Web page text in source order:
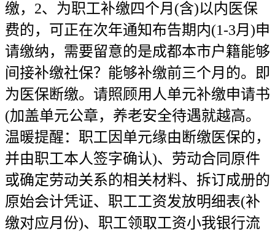
缴，2、为职工补缴四个月(含)以内医保
费的，可正在次年通知布告期内(1-3月)申
请缴纳，需要留意的是成都本市户籍能够
间接补缴社保？能够补缴前三个月的。即
为医保断缴。请照顾用人单元补缴申请书
(加盖单元公章，养老安全待遇就越高。
温暖提醒：职工因单元缘由断缴医保的，
并由职工本人签字确认)、劳动合同原件
或确定劳动关系的相关材料、拆订成册的
原始会计凭证、职工工资发放明细表(补
缴对应月份)、职工领取工资小我银行流